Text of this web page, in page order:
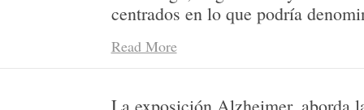
centrados en lo que podría
que supone, un correlato con los
sobre todo con las materialidades
soportes y con el uso traslativo de
Read More